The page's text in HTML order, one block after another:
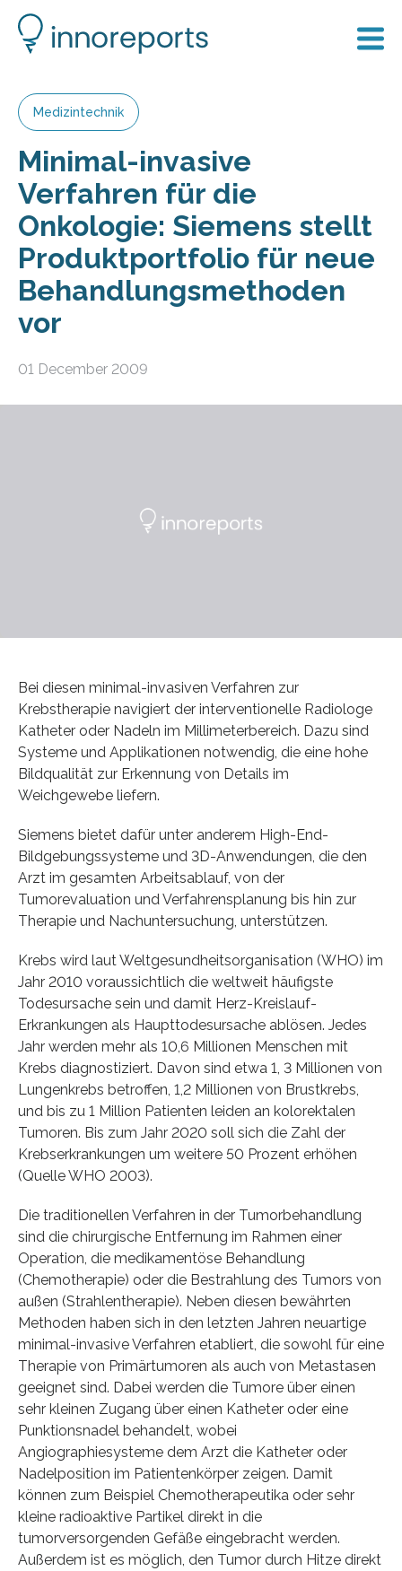
Medizintechnik
Minimal-invasive
Verfahren für die
Onkologie: Siemens stellt
Produktportfolio für neue
Behandlungsmethoden
vor
01 December 2009
Bei diesen minimal-invasiven Verfahren zur
Krebstherapie navigiert der interventionelle Radiologe
Katheter oder Nadeln im Millimeterbereich. Dazu sind
Systeme und Applikationen notwendig, die eine hohe
Bildqualität zur Erkennung von Details im
Weichgewebe liefern.
Siemens bietet dafür unter anderem High-End-
Bildgebungssysteme und 3D-Anwendungen, die den
Arzt im gesamten Arbeitsablauf, von der
Tumorevaluation und Verfahrensplanung bis hin zur
Therapie und Nachuntersuchung, unterstützen.
Krebs wird laut Weltgesundheitsorganisation (WHO) im
Jahr 2010 voraussichtlich die weltweit häufigste
Todesursache sein und damit Herz-Kreislauf-
Erkrankungen als Haupttodesursache ablösen. Jedes
Jahr werden mehr als 10,6 Millionen Menschen mit
Krebs diagnostiziert. Davon sind etwa 1, 3 Millionen von
Lungenkrebs betroffen, 1,2 Millionen von Brustkrebs,
und bis zu 1 Million Patienten leiden an kolorektalen
Tumoren. Bis zum Jahr 2020 soll sich die Zahl der
Krebserkrankungen um weitere 50 Prozent erhöhen
(Quelle WHO 2003).
Die traditionellen Verfahren in der Tumorbehandlung
sind die chirurgische Entfernung im Rahmen einer
Operation, die medikamentöse Behandlung
(Chemotherapie) oder die Bestrahlung des Tumors von
außen (Strahlentherapie). Neben diesen bewährten
Methoden haben sich in den letzten Jahren neuartige
minimal-invasive Verfahren etabliert, die sowohl für eine
Therapie von Primärtumoren als auch von Metastasen
geeignet sind. Dabei werden die Tumore über einen
sehr kleinen Zugang über einen Katheter oder eine
Punktionsnadel behandelt, wobei
Angiographiesysteme dem Arzt die Katheter oder
Nadelposition im Patientenkörper zeigen. Damit
können zum Beispiel Chemotherapeutika oder sehr
kleine radioaktive Partikel direkt in die
tumorversorgenden Gefäße eingebracht werden.
Außerdem ist es möglich, den Tumor durch Hitze direkt